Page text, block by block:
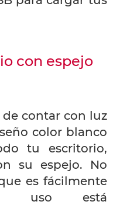
con espejo
de contar con luz
color blanco
tu escritorio,
su espejo. No
es fácilmente
uso está